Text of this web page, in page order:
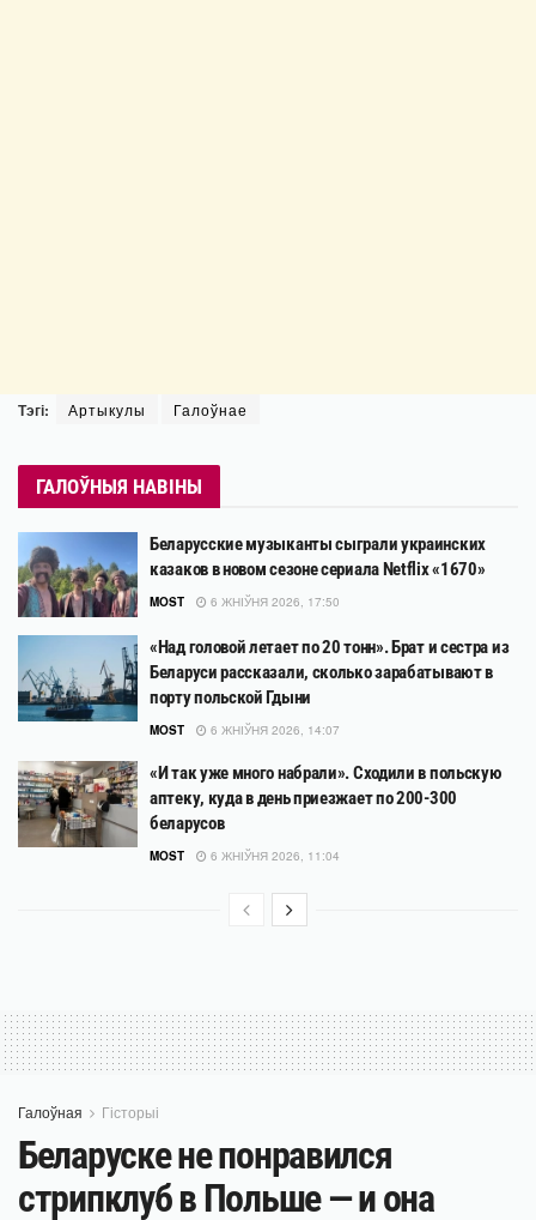
Тэгі: Артыкулы Галоўнае
ГАЛОЎНЫЯ НАВІНЫ
Беларусские музыканты сыграли украинских
казаков в новом сезоне сериала Netflix «1670»
MOST 6 ЖНІЎНЯ 2026, 17:50
«Над головой летает по 20 тонн». Брат и сестра из
Беларуси рассказали, сколько зарабатывают в
порту польской Гдыни
MOST 6 ЖНІЎНЯ 2026, 14:07
«И так уже много набрали». Сходили в польскую
аптеку, куда в день приезжает по 200-300
беларусов
MOST 6 ЖНІЎНЯ 2026, 11:04
Галоўная Гісторыі
Беларуске не понравился
стрипклуб в Польше — и она